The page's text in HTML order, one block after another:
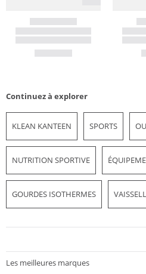
Continuez à explorer
KLEAN KANTEEN SPORTS
NUTRITION SPORTIVE
GOURDES ISOTHERMES
Les meilleures marques